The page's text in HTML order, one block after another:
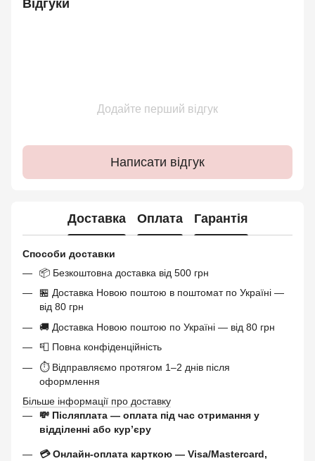
Відгуки
Додайте перший відгук
Написати відгук
Доставка Оплата Гарантія
Способи доставки
📦 Безкоштовна доставка від 500 грн
🏪 Доставка Новою поштою в поштомат по Україні —
від 80 грн
🚚 Доставка Новою поштою по Україні — від 80 грн
📮 Повна конфіденційність
⏱ Відправляємо протягом 1–2 днів після
оформлення
Більше інформації про доставку
💸 Післяплата — оплата під час отримання у
відділенні або курʼєру
💳 Онлайн-оплата карткою — Visa/Mastercard,